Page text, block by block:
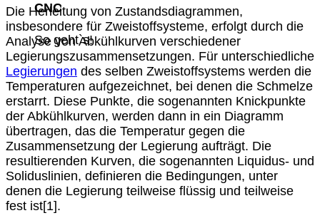
CNC
So geht`s!
Die Herleitung von Zustandsdiagrammen,
insbesondere für Zweistoffsysteme, erfolgt durch die
Analyse von Abkühlkurven verschiedener
Legierungszusammensetzungen. Für unterschiedliche
Legierungen des selben Zweistoffsystems werden die
Temperaturen aufgezeichnet, bei denen die Schmelze
erstarrt. Diese Punkte, die sogenannten Knickpunkte
der Abkühlkurven, werden dann in ein Diagramm
übertragen, das die Temperatur gegen die
Zusammensetzung der Legierung aufträgt. Die
resultierenden Kurven, die sogenannten Liquidus- und
Soliduslinien, definieren die Bedingungen, unter
denen die Legierung teilweise flüssig und teilweise
fest ist[1].